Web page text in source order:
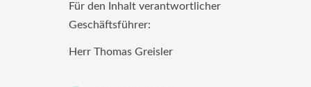
Für den Inhalt verantwortlicher
Geschäftsführer:
Herr Thomas Greisler